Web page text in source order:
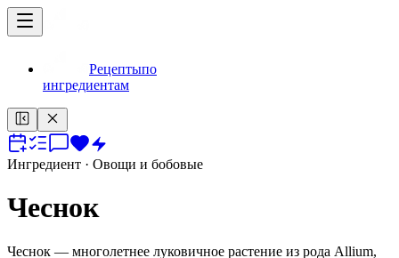
Рецептыпо
ингредиентам
Ингредиент · Овощи и бобовые
Чеснок
Чеснок — многолетнее луковичное растение из рода Allium,